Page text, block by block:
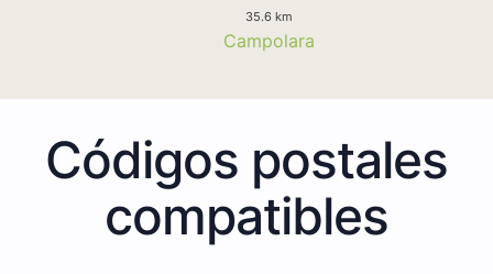
35.6 km
Campolara
Códigos postales
compatibles